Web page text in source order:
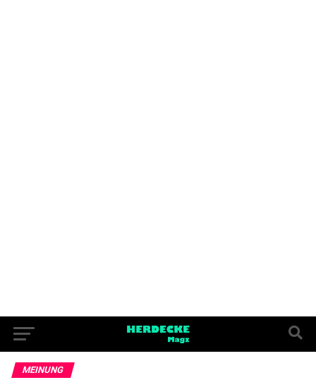
MEINUNG